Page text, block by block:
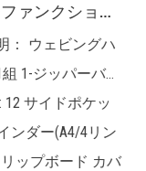
製品説明： 鋼線強化ビッ
グマウストート ウェビン
グハンドル1組 二次元リ
ング フロント: 3 ポケット
リア: 3 ポケット 内部: 8-